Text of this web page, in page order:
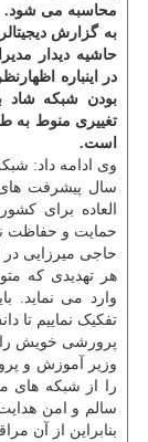
محاسبه می شود.
به گزارش
حاشیه دیدار
در اینباره
بودن شبکه شاد
تغییری منوط به
است.
وی ادامه داد:
سال پیشرفت
العاده برای
حمایت و حفاظت
حاجی میرزایی در
هر تهدیدی که
وارد می نماید.
تفکیک نماییم تا
پرورشی خویش را
وزیر آموزش و
را از شبکه های
سالم و امن
بنابراین از آن